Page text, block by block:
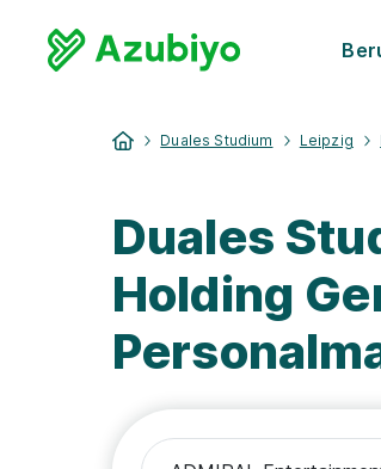
Duales Studium Leipzig
Duales
Holding